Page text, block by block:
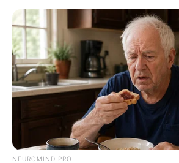
NEUROMIND PRO